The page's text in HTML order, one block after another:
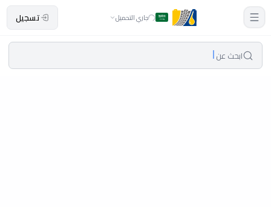
جاري التحميل تسجيل
ابحث عن